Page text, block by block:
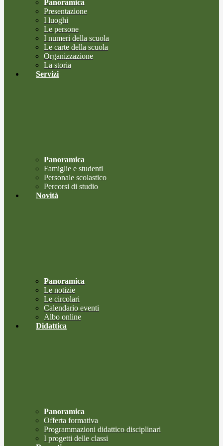
Panoramica
Presentazione
I luoghi
Le persone
I numeri della scuola
Le carte della scuola
Organizzazione
La storia
Servizi
Panoramica
Famiglie e studenti
Personale scolastico
Percorsi di studio
Novità
Panoramica
Le notizie
Le circolari
Calendario eventi
Albo online
Didattica
Panoramica
Offerta formativa
Programmazioni didattico disciplinari
I progetti delle classi